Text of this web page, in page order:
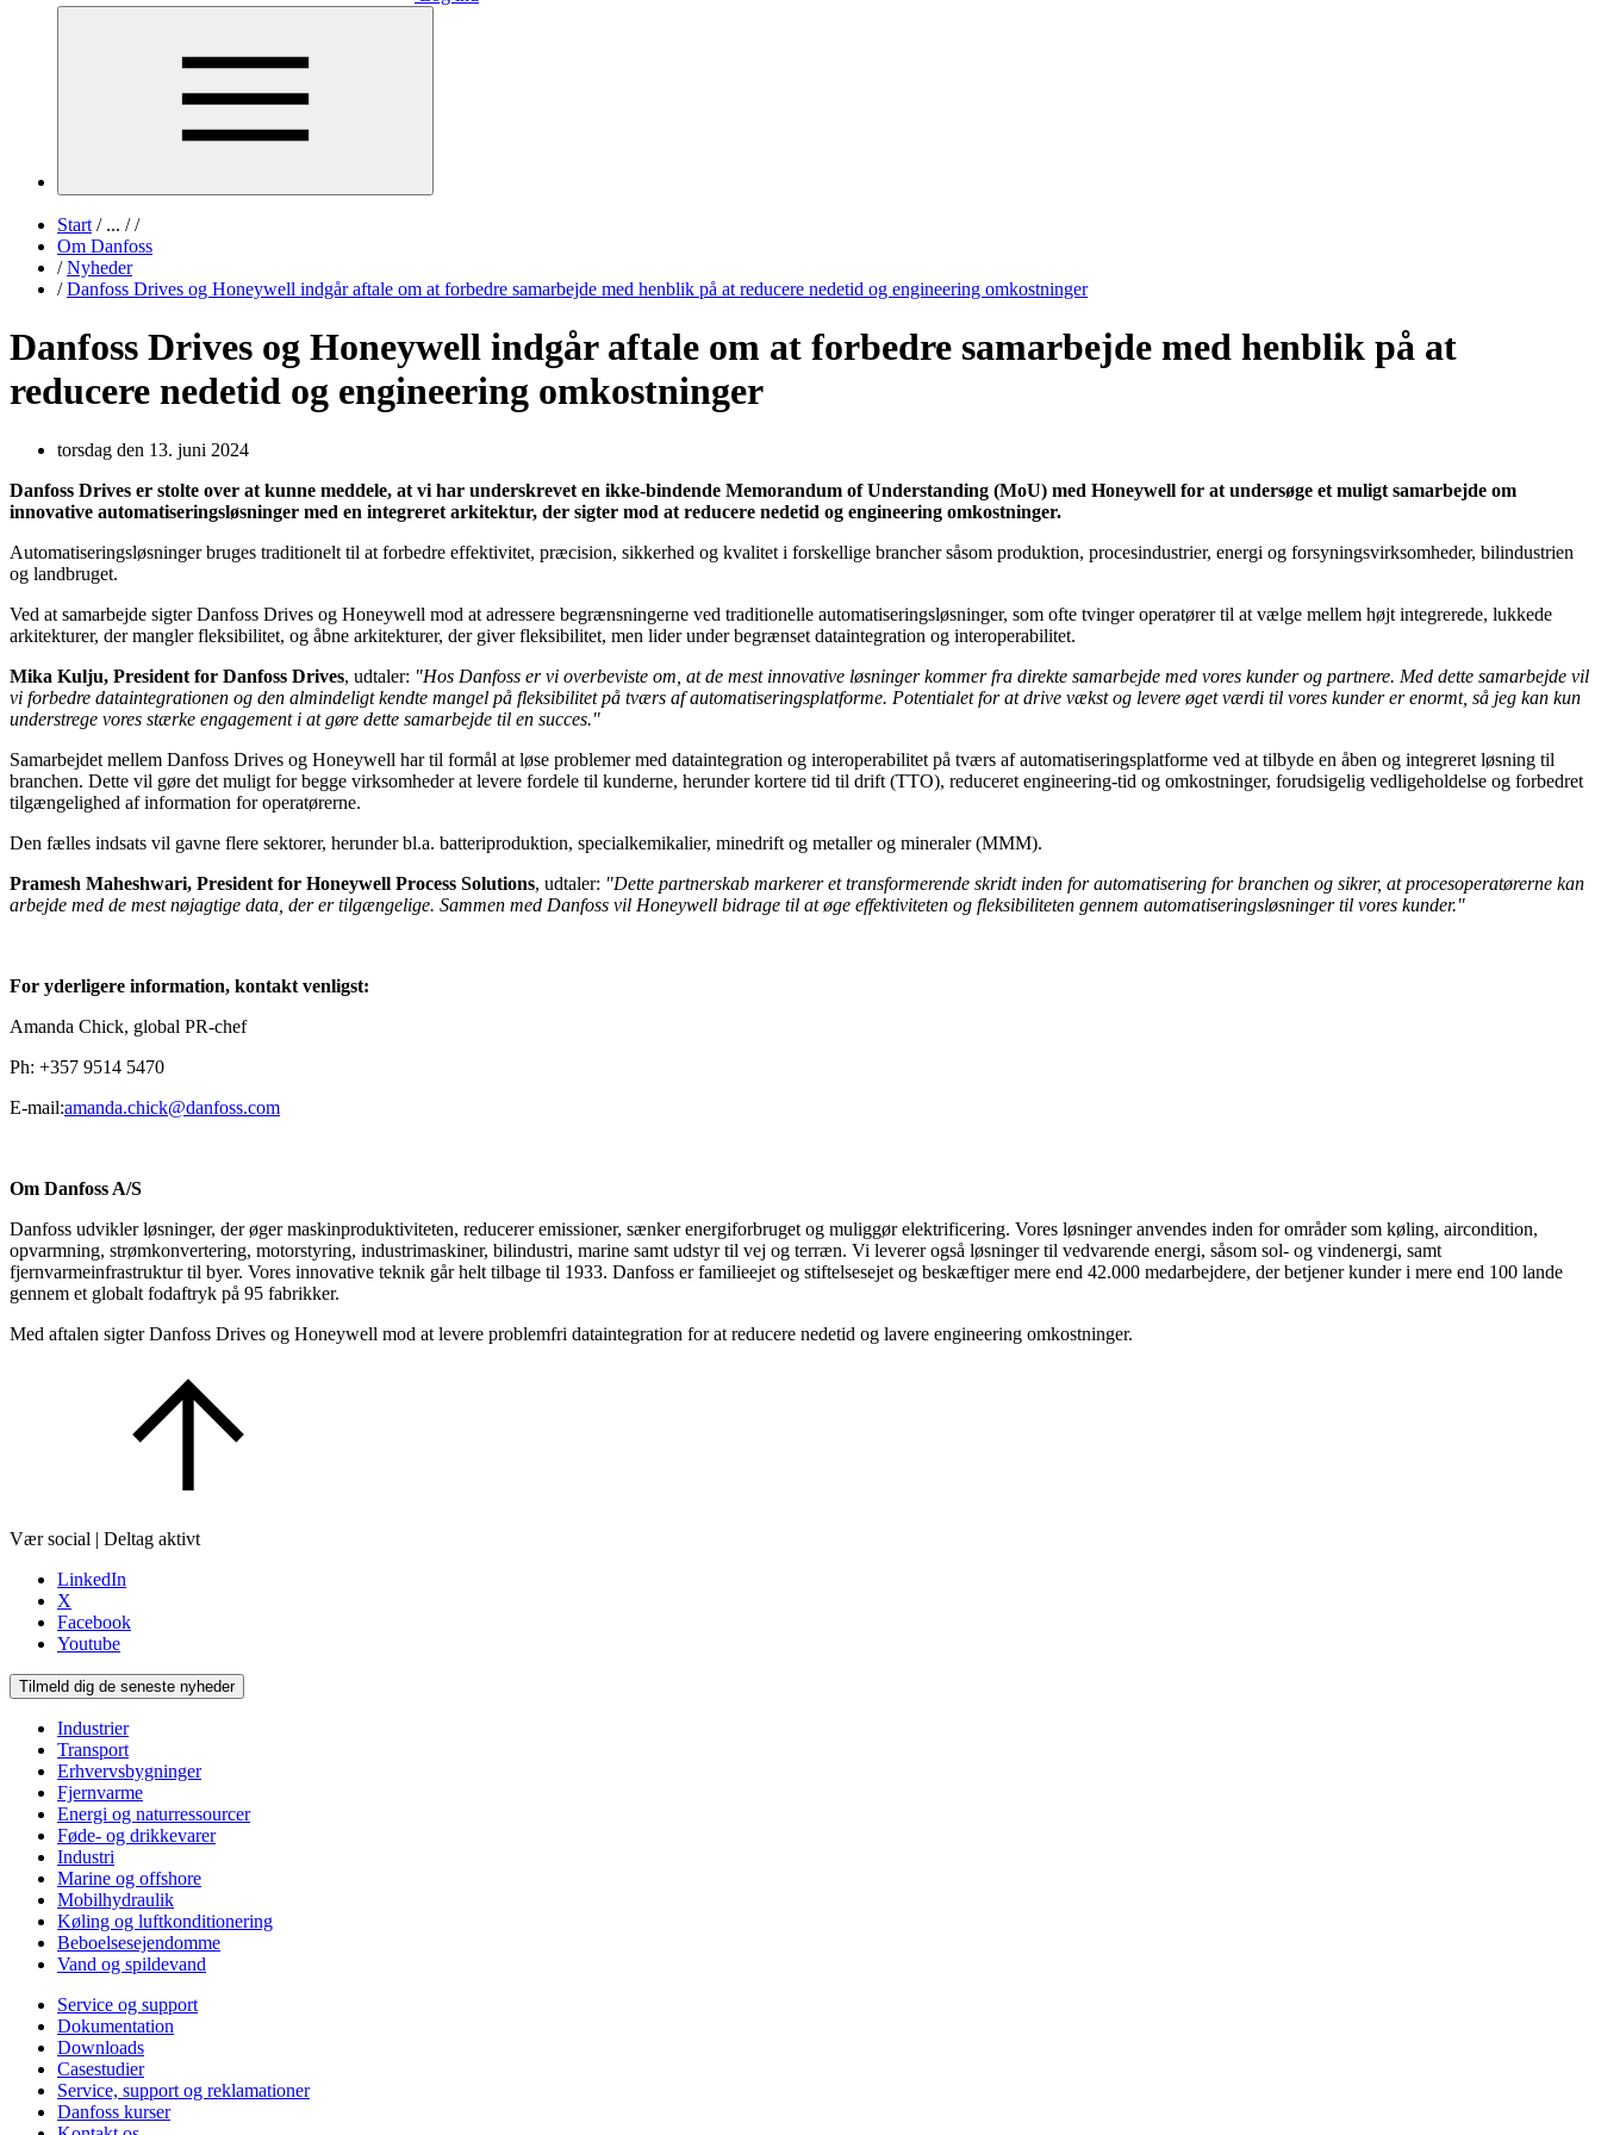
Start /... / /
Om Danfoss
/ Nyheder
/ Danfoss Drives og Honeywell indgår aftale om at forbedre samarbejde med henblik på at reducere nedetid og engineering omkostninger
Danfoss Drives og Honeywell indgår aftale om at forbedre samarbejde med henblik på at
reducere nedetid og engineering omkostninger
torsdag den 13. juni 2024
Danfoss Drives er stolte over at kunne meddele, at vi har underskrevet en ikke-bindende Memorandum of Understanding (MoU) med Honeywell for at undersøge et muligt samarbejde om
innovative automatiseringsløsninger med en integreret arkitektur, der sigter mod at reducere nedetid og engineering omkostninger.
Automatiseringsløsninger bruges traditionelt til at forbedre effektivitet, præcision, sikkerhed og kvalitet i forskellige brancher såsom produktion, procesindustrier, energi og forsyningsvirksomheder, bilindustrien
og landbruget.
Ved at samarbejde sigter Danfoss Drives og Honeywell mod at adressere begrænsningerne ved traditionelle automatiseringsløsninger, som ofte tvinger operatører til at vælge mellem højt integrerede, lukkede
arkitekturer, der mangler fleksibilitet, og åbne arkitekturer, der giver fleksibilitet, men lider under begrænset dataintegration og interoperabilitet.
Mika Kulju, President for Danfoss Drives, udtaler: "Hos Danfoss er vi overbeviste om, at de mest innovative løsninger kommer fra direkte samarbejde med vores kunder og partnere. Med dette samarbejde vil
vi forbedre dataintegrationen og den almindeligt kendte mangel på fleksibilitet på tværs af automatiseringsplatforme. Potentialet for at drive vækst og levere øget værdi til vores kunder er enormt, så jeg kan kun
understrege vores stærke engagement i at gøre dette samarbejde til en succes."
Samarbejdet mellem Danfoss Drives og Honeywell har til formål at løse problemer med dataintegration og interoperabilitet på tværs af automatiseringsplatforme ved at tilbyde en åben og integreret løsning til
branchen. Dette vil gøre det muligt for begge virksomheder at levere fordele til kunderne, herunder kortere tid til drift (TTO), reduceret engineering-tid og omkostninger, forudsigelig vedligeholdelse og forbedret
tilgængelighed af information for operatørerne.
Den fælles indsats vil gavne flere sektorer, herunder bl.a. batteriproduktion, specialkemikalier, minedrift og metaller og mineraler (MMM).
Pramesh Maheshwari, President for Honeywell Process Solutions, udtaler: "Dette partnerskab markerer et transformerende skridt inden for automatisering for branchen og sikrer, at procesoperatørerne kan
arbejde med de mest nøjagtige data, der er tilgængelige. Sammen med Danfoss vil Honeywell bidrage til at øge effektiviteten og fleksibiliteten gennem automatiseringsløsninger til vores kunder."
For yderligere information, kontakt venligst:
Amanda Chick, global PR-chef
Ph: +357 9514 5470
E-mail:amanda.chick@danfoss.com
Om Danfoss A/S
Danfoss udvikler løsninger, der øger maskinproduktiviteten, reducerer emissioner, sænker energiforbruget og muliggør elektrificering. Vores løsninger anvendes inden for områder som køling, aircondition,
opvarmning, strømkonvertering, motorstyring, industrimaskiner, bilindustri, marine samt udstyr til vej og terræn. Vi leverer også løsninger til vedvarende energi, såsom sol- og vindenergi, samt
fjernvarmeinfrastruktur til byer. Vores innovative teknik går helt tilbage til 1933. Danfoss er familieejet og stiftelsesejet og beskæftiger mere end 42.000 medarbejdere, der betjener kunder i mere end 100 lande
gennem et globalt fodaftryk på 95 fabrikker.
Med aftalen sigter Danfoss Drives og Honeywell mod at levere problemfri dataintegration for at reducere nedetid og lavere engineering omkostninger.
Vær social | Deltag aktivt
LinkedIn
X
Facebook
Youtube
Tilmeld dig de seneste nyheder
Industrier
Transport
Erhvervsbygninger
Fjernvarme
Energi og naturressourcer
Føde- og drikkevarer
Industri
Marine og offshore
Mobilhydraulik
Køling og luftkonditionering
Beboelsesejendomme
Vand og spildevand
Service og support
Dokumentation
Downloads
Casestudier
Service, support og reklamationer
Danfoss kurser